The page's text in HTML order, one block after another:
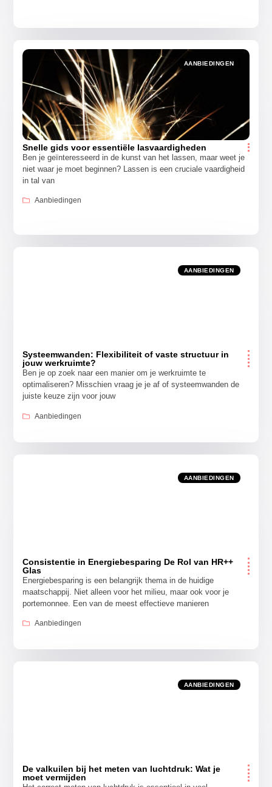
AANBIEDINGEN
Snelle gids voor essentiële lasvaardigheden
Ben je geïnteresseerd in de kunst van het lassen, maar weet je
niet waar je moet beginnen? Lassen is een cruciale vaardigheid
in tal van
Aanbiedingen
AANBIEDINGEN
Systeemwanden: Flexibiliteit of vaste structuur in
jouw werkruimte?
Ben je op zoek naar een manier om je werkruimte te
optimaliseren? Misschien vraag je je af of systeemwanden de
juiste keuze zijn voor jouw
Aanbiedingen
AANBIEDINGEN
Consistentie in Energiebesparing De Rol van HR++
Glas
Energiebesparing is een belangrijk thema in de huidige
maatschappij. Niet alleen voor het milieu, maar ook voor je
portemonnee. Een van de meest effectieve manieren
Aanbiedingen
AANBIEDINGEN
De valkuilen bij het meten van luchtdruk: Wat je
moet vermijden